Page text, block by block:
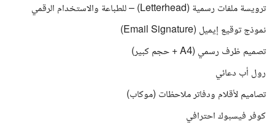
ترويسة ملفات رسمية (Letterhead) – للطباعة والاستخدام الرقمي
نموذج توقيع إيميل (Email Signature)
تصميم ظرف رسمي (A4 + حجم كبير)
رول أب دعائي
تصاميم لأقلام ودفاتر ملاحظات (موكاب)
كوفر فيسبوك احترافي